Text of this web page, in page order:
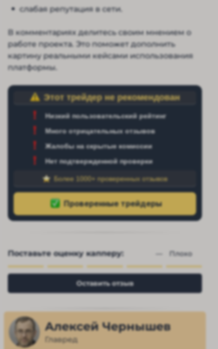
слабая репутация в сети.
В комментариях делитесь своим мнением о
работе проекта. Это поможет дополнить
картину реальными кейсами использования
платформы.
Этот трейдер не рекомендован
Низкий пользовательский рейтинг
Много отрицательных отзывов
Жалобы на скрытые комиссии
Нет подтвержденной проверки
Более 1000+ проверенных отзывов
Поставьте оценку капперу: — Плохо
Оставить отзыв
Алексей Чернышев
Главред